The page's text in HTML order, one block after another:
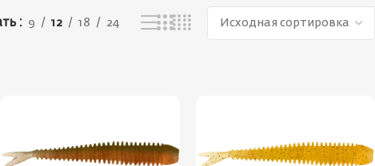
9 12 18 24